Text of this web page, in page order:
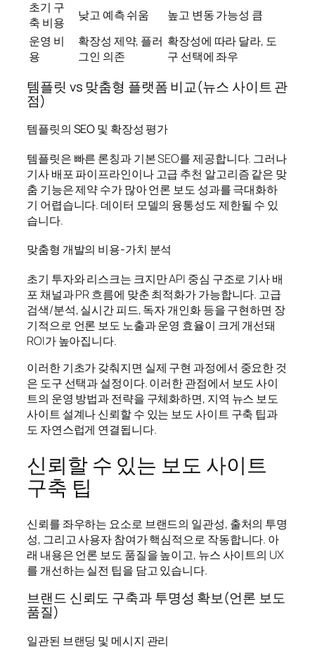
초기 구
축 비용
낮고 예측 쉬움
높고 변동 가능성 큼
운영 비
용
확장성 제약, 플러
그인 의존
확장성에 따라 달라, 도
구 선택에 좌우
템플릿 vs 맞춤형 플랫폼 비교(뉴스 사이트 관
점)
템플릿의 SEO 및 확장성 평가
템플릿은 빠른 론칭과 기본 SEO를 제공합니다. 그러나
기사 배포 파이프라인이나 고급 추천 알고리즘 같은 맞
춤 기능은 제약 수가 많아 언론 보도 성과를 극대화하
기 어렵습니다. 데이터 모델의 융통성도 제한될 수 있
습니다.
맞춤형 개발의 비용-가치 분석
초기 투자와 리스크는 크지만 API 중심 구조로 기사 배
포 채널과 PR 흐름에 맞춘 최적화가 가능합니다. 고급
검색/분석, 실시간 피드, 독자 개인화 등을 구현하면 장
기적으로 언론 보도 노출과 운영 효율이 크게 개선돼
ROI가 높아집니다.
이러한 기초가 갖춰지면 실제 구현 과정에서 중요한 것
은 도구 선택과 설정이다. 이러한 관점에서 보도 사이
트의 운영 방법과 전략을 구체화하면, 지역 뉴스 보도
사이트 설계나 신뢰할 수 있는 보도 사이트 구축 팁과
도 자연스럽게 연결됩니다.
신뢰할 수 있는 보도 사이트
구축 팁
신뢰를 좌우하는 요소로 브랜드의 일관성, 출처의 투명
성, 그리고 사용자 참여가 핵심적으로 작동합니다. 아
래 내용은 언론 보도 품질을 높이고, 뉴스 사이트의 UX
를 개선하는 실전 팁을 담고 있습니다.
브랜드 신뢰도 구축과 투명성 확보(언론 보도
품질)
일관된 브랜딩 및 메시지 관리